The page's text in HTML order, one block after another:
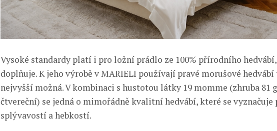
Vysoké standardy platí i pro ložní prádlo ze 100% přírodního hedvábí,
doplňuje. K jeho výrobě v MARIELI používají pravé morušové hedvábí
nejvyšší možná. V kombinaci s hustotou látky 19 momme (zhruba 81 g
čtvereční) se jedná o mimořádně kvalitní hedvábí, které se vyznačuje
splývavostí a hebkostí.